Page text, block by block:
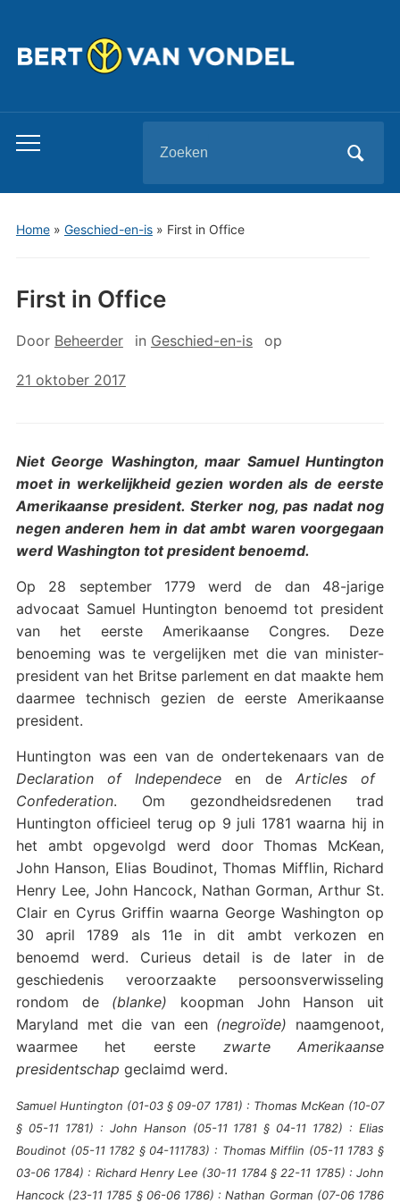
Toggle
menu
naar:
Home» Geschied-en-is» First in Office
First in Office
Door Beheerder in Geschied-en-is op
21 oktober 2017
Niet George Washington, maar Samuel Huntington
moet in werkelijkheid gezien worden als de eerste
Amerikaanse president. Sterker nog, pas nadat nog
negen anderen hem in dat ambt waren voorgegaan
werd Washington tot president benoemd.
Op 28 september 1779 werd de dan 48-jarige
advocaat Samuel Huntington benoemd tot president
van het eerste Amerikaanse Congres. Deze
benoeming was te vergelijken met die van minister-
president van het Britse parlement en dat maakte hem
daarmee technisch gezien de eerste Amerikaanse
president.
Huntington was een van de ondertekenaars van de
Declaration of Independece en de Articles of
Confederation. Om gezondheidsredenen trad
Huntington officieel terug op 9 juli 1781 waarna hij in
het ambt opgevolgd werd door Thomas McKean,
John Hanson, Elias Boudinot, Thomas Mifflin, Richard
Henry Lee, John Hancock, Nathan Gorman, Arthur St.
Clair en Cyrus Griffin waarna George Washington op
30 april 1789 als 11e in dit ambt verkozen en
benoemd werd. Curieus detail is de later in de
geschiedenis veroorzaakte persoonsverwisseling
rondom de (blanke) koopman John Hanson uit
Maryland met die van een (negroïde) naamgenoot,
waarmee het eerste zwarte Amerikaanse
presidentschap geclaimd werd.
Samuel Huntington (01-03 § 09-07 1781) : Thomas McKean (10-07
§ 05-11 1781) : John Hanson (05-11 1781 § 04-11 1782) : Elias
Boudinot (05-11 1782 § 04-111783) : Thomas Mifflin (05-11 1783 §
03-06 1784) : Richard Henry Lee (30-11 1784 § 22-11 1785) : John
Hancock (23-11 1785 § 06-06 1786) : Nathan Gorman (07-06 1786